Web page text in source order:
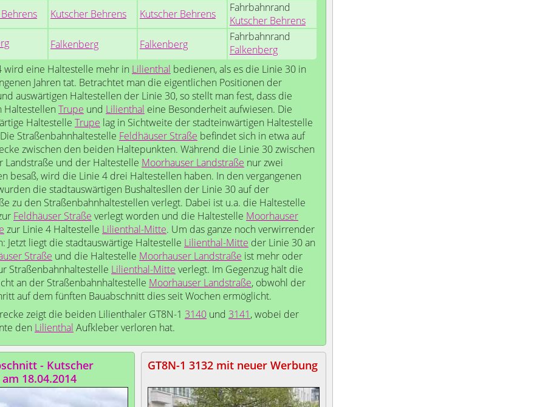
Kutscher Behrens Kutscher Behrens
Fahrbahnrand
Kutscher Behrens
Falkenberg Falkenberg
Fahrbahnrand
Falkenberg
wird eine Haltestelle mehr in Lilienthal bedienen, als es die Linie 30 in
Jahren tat. Betrachtet man die eigentlichen Positionen der
auswärtigen Haltestellen der Linie 30, so stellt man fest, dass die
HaltestellenTrupe und Lilienthal eine Besonderheit aufwiesen. Die
Haltestelle Trupe lag in Sichtweite der stadteinwärtigen Haltestelle
Straßenbahnhaltestelle Feldhäuser Straße befindet sich in etwa auf
zwischen den beiden Haltepunkten. Während die Linie 30 zwischen
Landstraße und der Haltestelle Moorhauser Landstraße nur zwei
besaß, wird die Linie 4 drei Haltestellen haben. In den vergangenen
die stadtauswärtigen Bushaltesllen der Linie 30 auf der
zu den Straßenbahnhaltestellen verlegt. Dabei ist u.a. die Haltestelle
Feldhäuser Straße verlegt worden und die Haltestelle Moorhauser
zur Linie 4 Haltestelle Lilienthal-Mitte. Um das ganze noch verwirrender
Jetzt liegt die stadtauswärtige Haltestelle Lilienthal-Mitte der Linie 30 an
Straße und die Haltestelle Moorhauser Landstraße ist mehr oder
Straßenbahnhaltestelle Lilienthal-Mitte verlegt. Im Gegenzug hält die
an der Straßenbahnhaltestelle Moorhauser Landstraße, obwohl der
auf dem fünften Bauabschnitt dies seit Wochen ermöglicht.
zeigt die beiden Lilienthaler GT8N-1 3140 und 3141, wobei der
den Lilienthal Aufkleber verloren hat.
- Kutscher
18.04.2014
GT8N-1 3132 mit neuer Werbung